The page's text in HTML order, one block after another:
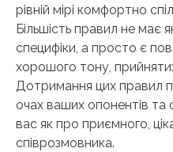
рівній мірі комфортно
Більшість правил не має
специфіки, а просто є
хорошого тону, прийнятих
Дотримання цих правил
очах ваших опонентів
вас як про приємного,
співрозмовника.